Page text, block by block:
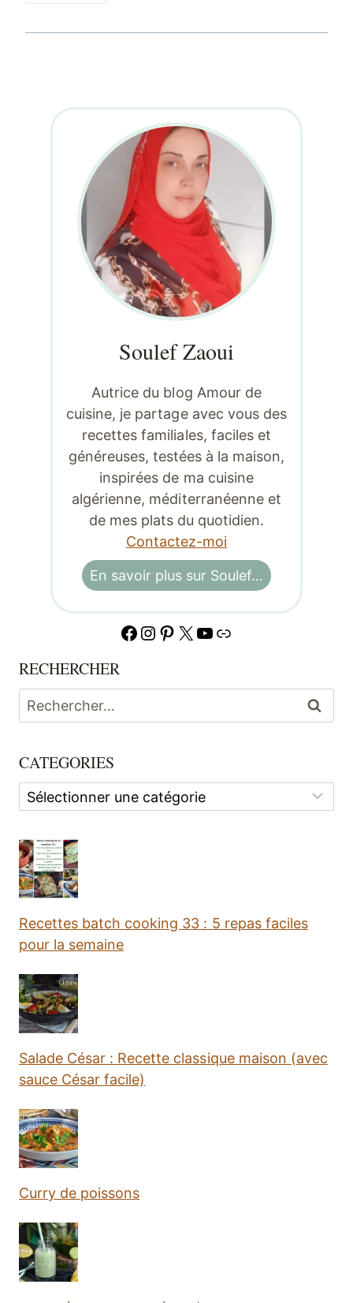
Soulef Zaoui
Autrice du blog Amour de
cuisine, je partage avec vous des
recettes familiales, faciles et
généreuses, testées à la maison,
inspirées de ma cuisine
algérienne, méditerranéenne et
de mes plats du quotidien.
Contactez-moi
En savoir plus sur Soulef…
Facebook
Instagram
Pinterest
X YouTube
Lien
RECHERCHER
Rechercher :
CATEGORIES
Categories
Recettes batch cooking 33 : 5 repas faciles
pour la semaine
Salade César : Recette classique maison (avec
sauce César facile)
Curry de poissons